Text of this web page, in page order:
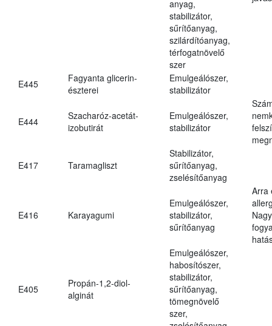
anyag,
stabilizátor,
sűrítőanyag,
szilárdítóanyag,
térfogatnövelő
szer
E445
Fagyanta glicerin-
észterei
Emulgeálószer,
stabilizátor
E444
Szacharóz-acetát-
izobutirát
Emulgeálószer,
stabilizátor
E417 Taramagliszt
Stabilizátor,
sűrítőanyag,
zselésítőanyag
E416 Karayagumi
Emulgeálószer,
stabilizátor,
sűrítőanyag
Arra
E405
Propán-1,2-diol-
alginát
Emulgeálószer,
habosítószer,
stabilizátor,
sűrítőanyag,
tömegnövelő
szer,